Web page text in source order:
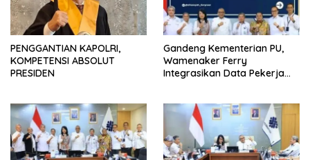
PENGGANTIAN KAPOLRI,
KOMPETENSI ABSOLUT
PRESIDEN
Gandeng Kementerian PU,
Wamenaker Ferry
Integrasikan Data Pekerja